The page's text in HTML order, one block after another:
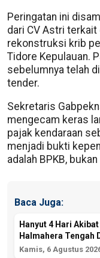
Peringatan ini
dari CV Astri
rekonstruksi krib
Tidore Kepulauan.
sebelumnya telah
tender.
Sekretaris
mengecam keras
pajak kendaraan
menjadi bukti
adalah BPKB,
Baca Juga:
Hanyut 4 Hari
Halmahera Tengah
Kamis, 6 Agustus